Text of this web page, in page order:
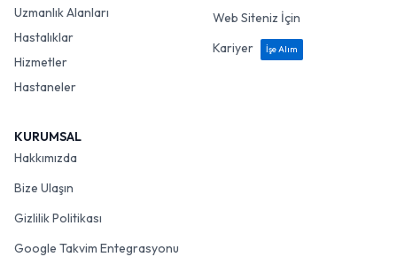
Uzmanlık Alanları
Hastalıklar
Hizmetler
Hastaneler
Web Siteniz İçin
Kariyer
İşe Alım
KURUMSAL
Hakkımızda
Bize Ulaşın
Gizlilik Politikası
Google Takvim Entegrasyonu